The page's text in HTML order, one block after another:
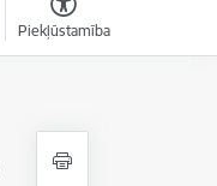
Piekļūstamība